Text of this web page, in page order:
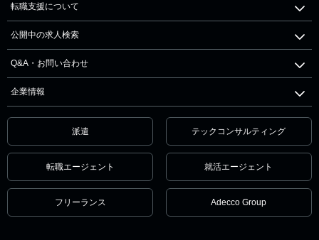
転職支援について
公開中の求人検索
Q&A・お問い合わせ
企業情報
派遣 テックコンサルティング
転職エージェント 就活エージェント
フリーランス Adecco Group